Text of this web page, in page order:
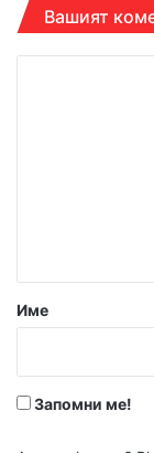
Вашият
р
Име
Запомни ме!